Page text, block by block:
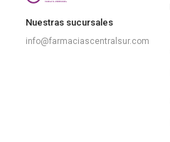
Nuestras sucursales
info@farmaciascentralsur.com